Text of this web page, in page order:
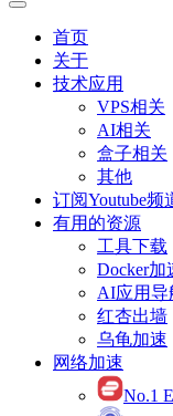
首页
关于
技术应用
VPS相关
AI相关
盒子相关
其他
订阅Youtube频
有用的资源
工具下载
Docker加
AI应用导
红杏出墙
乌龟加速
网络加速
No.1